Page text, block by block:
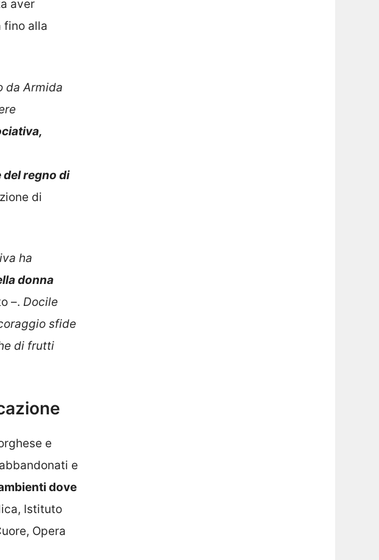
aver
fino alla
da Armida
regno di
di
ha
donna
–. Docile
sfide
di frutti
e
e
dove
Istituto
Opera